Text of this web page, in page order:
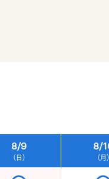
8/9
（日）
8/
（月）